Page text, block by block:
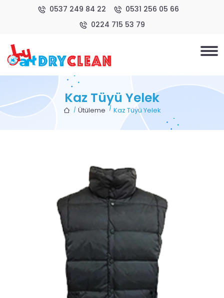
0537 249 84 22
0531 256 05 66
0224 715 53 79
Kaz Tüyü Yelek
Ütüleme Kaz Tüyü Yelek